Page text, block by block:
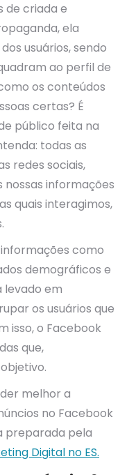
de criada e
ela
usuários, sendo
ao perfil de
os conteúdos
certas? É
público feita na
todas as
redes sociais,
nossas informações
quais interagimos,
como
demográficos e
em
os usuários que
isso, o Facebook
que,
melhor a
no Facebook
preparada pela
Digital no ES.